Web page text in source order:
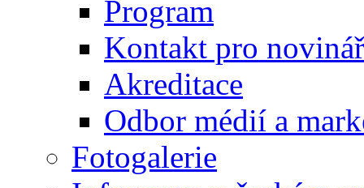
Program
Kontakt pro
Akreditace
Odbor médií a
Fotogalerie